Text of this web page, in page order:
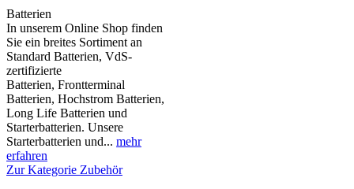
Batterien
In unserem Online Shop finden
Sie ein breites Sortiment an
Standard Batterien, VdS-
zertifizierte
Batterien, Frontterminal
Batterien, Hochstrom Batterien,
Long Life Batterien und
Starterbatterien. Unsere
Starterbatterien und... mehr
erfahren
Zur Kategorie Zubehör